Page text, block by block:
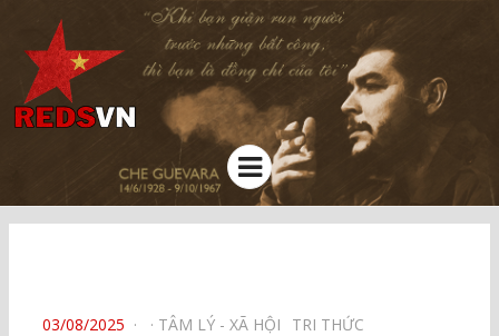
Kênh chia sẻ tri thức cộng đồng
Menu
POSTED
03/08/2025 TÂM LÝ - XÃ HỘI⠀ TRI THỨC⠀